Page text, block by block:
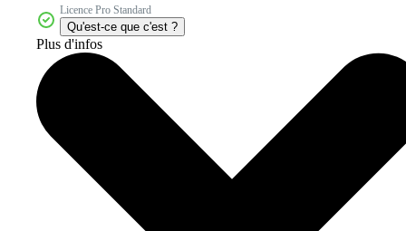
Licence Pro Standard
Qu'est-ce que c'est ?
Plus d'infos